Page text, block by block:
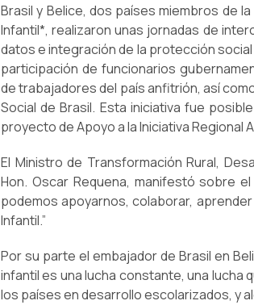
Brasil y Belice, dos países miembros de
Infantil*, realizaron unas jornadas de
datos e integración de la protección social
participación de funcionarios
de trabajadores del país anfitrión, así
Social de Brasil. Esta iniciativa fue
proyecto de Apoyo a la Iniciativa Regional
El Ministro de Transformación Rural,
Hon. Oscar Requena, manifestó sobre
podemos apoyarnos, colaborar,
Infantil.”
Por su parte el embajador de Brasil en
infantil es una lucha constante, una lucha
los países en desarrollo escolarizados, y